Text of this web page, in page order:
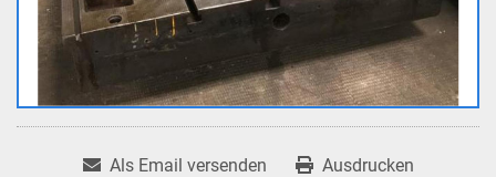
Als Email versenden Ausdrucken